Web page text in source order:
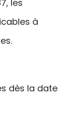
les
à
dès la date